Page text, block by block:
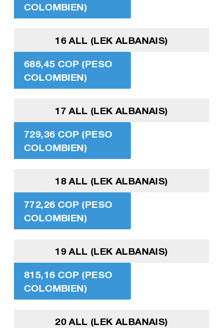
COLOMBIEN)
16 ALL (LEK ALBANAIS)
686,45 COP (PESO
COLOMBIEN)
17 ALL (LEK ALBANAIS)
729,36 COP (PESO
COLOMBIEN)
18 ALL (LEK ALBANAIS)
772,26 COP (PESO
COLOMBIEN)
19 ALL (LEK ALBANAIS)
815,16 COP (PESO
COLOMBIEN)
20 ALL (LEK ALBANAIS)